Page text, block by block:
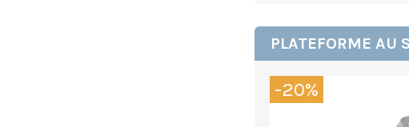
PLATEFORME AU
-20%